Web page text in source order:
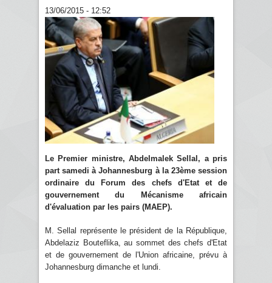
13/06/2015 - 12:52
Le Premier ministre, Abdelmalek Sellal, a pris
part samedi à Johannesburg à la 23ème session
ordinaire du Forum des chefs d'Etat et de
gouvernement du Mécanisme africain
d'évaluation par les pairs (MAEP).
M. Sellal représente le président de la République,
Abdelaziz Bouteflika, au sommet des chefs d'Etat
et de gouvernement de l'Union africaine, prévu à
Johannesburg dimanche et lundi.